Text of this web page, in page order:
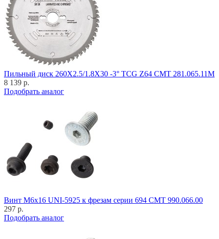
Пильный диск 260X2.5/1.8X30 -3° TCG Z64 CMT 281.065.11M
8 139 р.
Подобрать аналог
Винт M6x16 UNI-5925 к фрезам серии 694 CMT 990.066.00
297 р.
Подобрать аналог